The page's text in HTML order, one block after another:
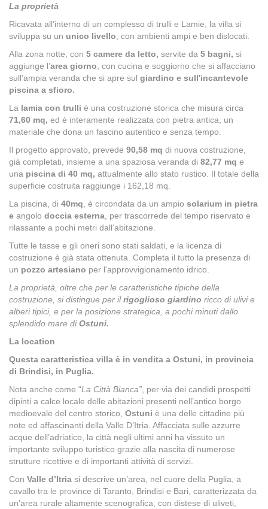
La proprietà
Ricavata all’interno di un complesso di trulli e Lamie, la villa si
sviluppa su un unico livello, con ambienti ampi e ben dislocati.
Alla zona notte, con 5 camere da letto, servite da 5 bagni, si
aggiunge l’area giorno, con cucina e soggiorno che si affacciano
sull’ampia veranda che si apre sul giardino e sull'incantevole
piscina a sfioro.
La lamia con trulli è una costruzione storica che misura circa
71,60 mq, ed è interamente realizzata con pietra antica, un
materiale che dona un fascino autentico e senza tempo.
Il progetto approvato, prevede 90,58 mq di nuova costruzione,
già completati, insieme a una spaziosa veranda di 82,77 mq e
una piscina di 40 mq, attualmente allo stato rustico. Il totale della
superficie costruita raggiunge i 162,18 mq.
La piscina, di 40mq, è circondata da un ampio solarium in pietra
e angolo doccia esterna, per trascorrede del tempo riservato e
rilassante a pochi metri dall’abitazione.
Tutte le tasse e gli oneri sono stati saldati, e la licenza di
costruzione è già stata ottenuta. Completa il tutto la presenza di
un pozzo artesiano per l'approvvigionamento idrico.
La proprietà, oltre che per le caratteristiche tipiche della
costruzione, si distingue per ilrigoglioso giardino ricco di ulivi e
alberi tipici, e per la posizione strategica, a pochi minuti dallo
splendido mare diOstuni.
La location
Questa caratteristica villa è in vendita a Ostuni, in provincia
di Brindisi, in Puglia.
Nota anche come “La Città Bianca”, per via dei candidi prospetti
dipinti a calce locale delle abitazioni presenti nell’antico borgo
medioevale del centro storico, Ostuni è una delle cittadine più
note ed affascinanti della Valle D’Itria. Affacciata sulle azzurre
acque dell’adriatico, la città negli ultimi anni ha vissuto un
importante sviluppo turistico grazie alla nascita di numerose
strutture ricettive e di importanti attività di servizi.
Con Valle d’Itria si descrive un’area, nel cuore della Puglia, a
cavallo tra le province di Taranto, Brindisi e Bari, caratterizzata da
un’area rurale altamente scenografica, con distese di uliveti,